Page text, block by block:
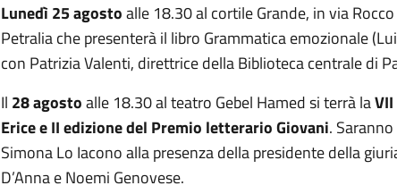
Lunedì 25 agostoalle 18.30 al cortile Grande, in via
Petralia che presenterà il libro Grammatica emozionale
con Patrizia Valenti, direttrice della Biblioteca centrale di
Il 28 agostoalle 18.30 al teatro Gebel Hamed si terrà la
Erice e II edizione del Premio letterario Giovani.
Simona Lo Iacono alla presenza della presidente della
D’Anna e Noemi Genovese.